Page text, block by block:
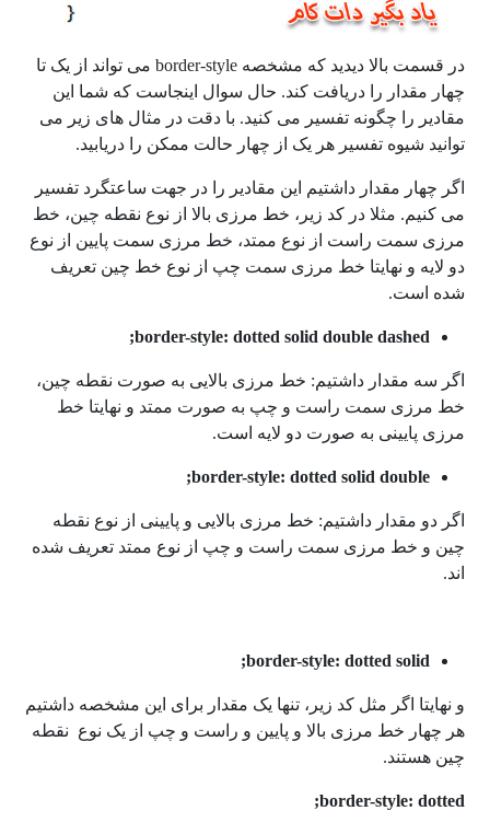
در قسمت بالا دیدید که مشخصه border-style می تواند از یک تا
چهار مقدار را دریافت کند. حال سوال اینجاست که شما این
مقادیر را چگونه تفسیر می کنید. با دقت در مثال های زیر می
توانید شیوه تفسیر هر یک از چهار حالت ممکن را دریابید.
اگر چهار مقدار داشتیم این مقادیر را در جهت ساعتگرد تفسیر
می کنیم. مثلا در کد زیر، خط مرزی بالا از نوع نقطه چین، خط
مرزی سمت راست از نوع ممتد، خط مرزی سمت پایین از نوع
دو لایه و نهایتا خط مرزی سمت چپ از نوع خط چین تعریف
شده است.
border-style: dotted solid double dashed;
اگر سه مقدار داشتیم: خط مرزی بالایی به صورت نقطه چین،
خط مرزی سمت راست و چپ به صورت ممتد و نهایتا خط
مرزی پایینی به صورت دو لایه است.
border-style: dotted solid double;
اگر دو مقدار داشتیم: خط مرزی بالایی و پایینی از نوع نقطه
چین و خط مرزی سمت راست و چپ از نوع ممتد تعریف شده
اند.
border-style: dotted solid;
و نهایتا اگر مثل کد زیر، تنها یک مقدار برای این مشخصه داشتیم
هر چهار خط مرزی بالا و پایین و راست و چپ از یک نوع نقطه
چین هستند.
border-style: dotted;